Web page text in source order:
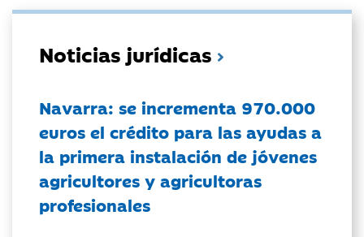
Noticias jurídicas
Navarra: se incrementa 970.000
euros el crédito para las ayudas a
la primera instalación de jóvenes
agricultores y agricultoras
profesionales